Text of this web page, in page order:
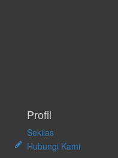
Profil
Sekilas
Hubungi Kami